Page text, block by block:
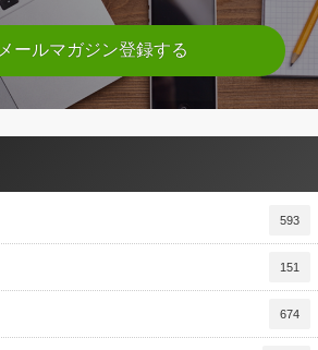
メールマガジン登録する
593
151
674